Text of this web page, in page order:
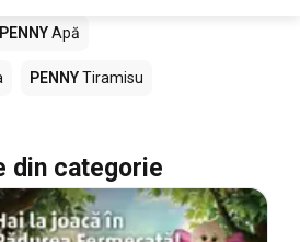
PENNYApă
PENNYTiramisu
din categorie